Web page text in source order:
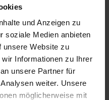
und Anzeigen zu
soziale Medien anbieten
unsere Website zu
Informationen zu Ihrer
unsere Partner für
weiter. Unsere
möglicherweise mit
11. August 2026